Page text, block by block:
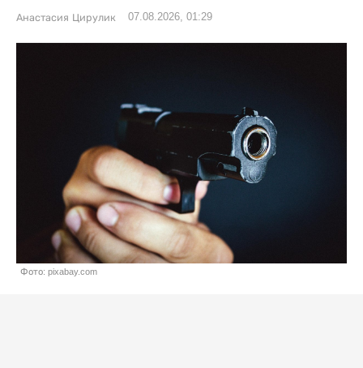
Анастасия Цирулик 07.08.2026, 01:29
Фото: pixabay.com